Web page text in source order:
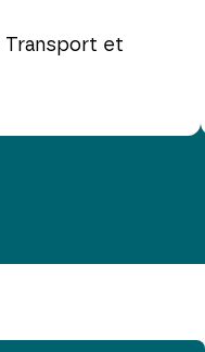
Transport et